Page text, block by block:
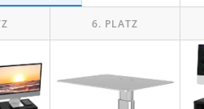
BüroschränkeTest